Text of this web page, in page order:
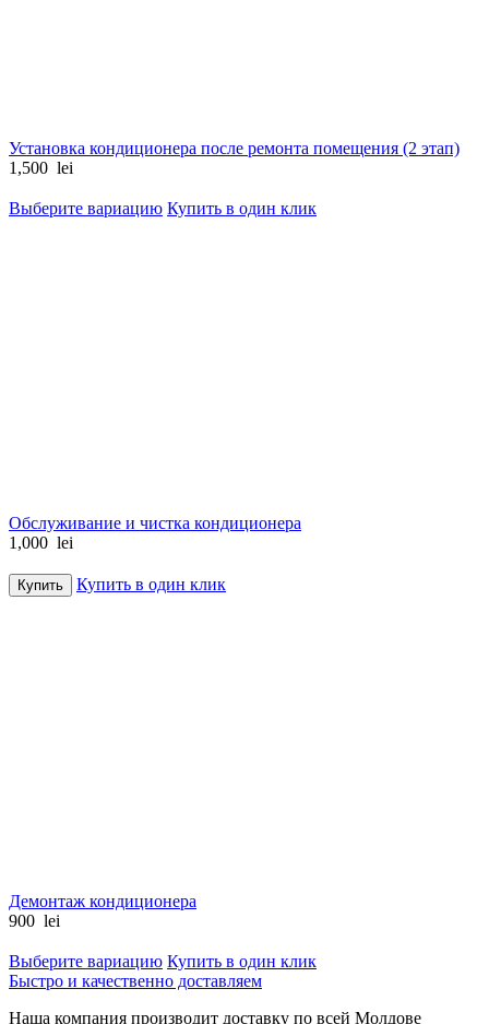
Установка кондиционера после ремонта помещения (2 этап)
1,500 lei
Выберите вариацию Купить в один клик
Обслуживание и чистка кондиционера
1,000 lei
Купить Купить в один клик
Демонтаж кондиционера
900 lei
Выберите вариацию Купить в один клик
Быстро и качественно доставляем
Наша компания производит доставку по всей Молдове